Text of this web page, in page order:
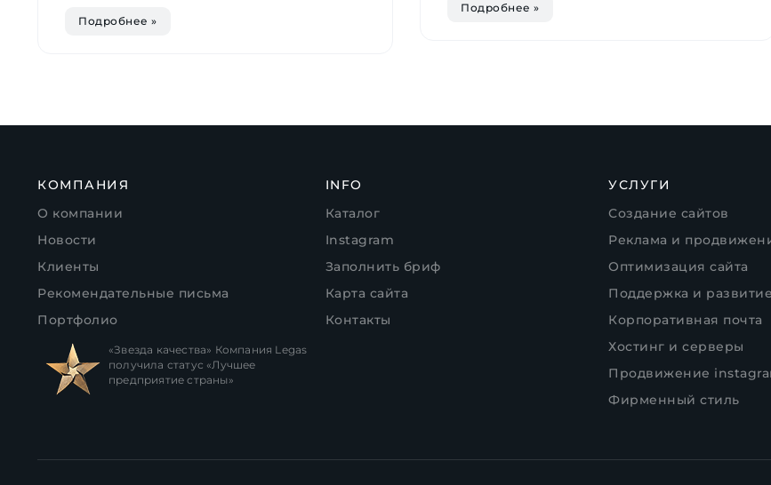
Подробнее »
Подробнее »
КОМПАНИЯ
О компании
Новости
Клиенты
Рекомендательные письма
Портфолио
«Звезда качества» Компания Legas
получила статус «Лучшее
предприятие страны»
INFO
Каталог
Instagram
Заполнить бриф
Карта сайта
Контакты
УСЛУГИ
Создание сайтов
Реклама и
Оптимизация сайта
Поддержка и развитие
Корпоративная почта
Хостинг и серверы
Продвижение
Фирменный стиль